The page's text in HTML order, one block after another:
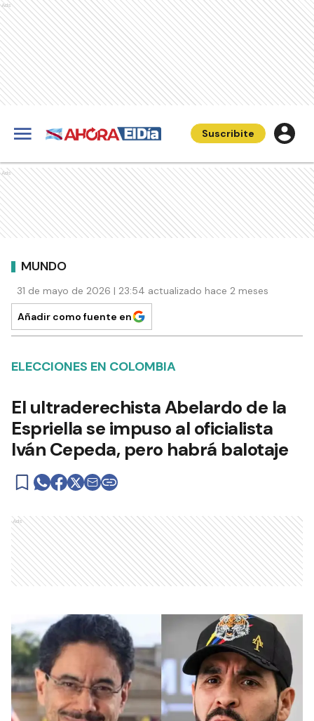
Ads
Suscribite
Ads
MUNDO
31 de mayo de 2026 | 23:54 actualizado hace 2 meses
Añadir como fuente en
ELECCIONES EN COLOMBIA
El ultraderechista Abelardo de la
Espriella se impuso al oficialista
Iván Cepeda, pero habrá balotaje
Ads